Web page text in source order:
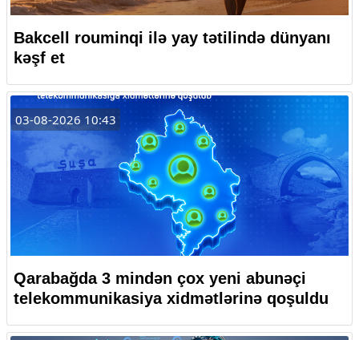
Bakcell rouminqi ilə yay tətilində dünyanı
kəşf et
03-08-2026 10:43
Qarabağda 3 mindən çox yeni abunəçi
telekommunikasiya xidmətlərinə qoşuldu